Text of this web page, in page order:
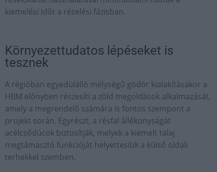
kiemelési időt a réselési fázisban.
Környezettudatos lépéseket is
tesznek
A régióban egyedülálló mélységű gödör kialakításakor a
HBM előnyben részesíti a zöld megoldások alkalmazását,
amely a megrendelő számára is fontos szempont a
projekt során. Egyrészt, a résfal állékonyságát
acélcsődúcok biztosítják, melyek a kiemelt talaj
megtámasztó funkcióját helyettesítik a külső oldali
terhekkel szemben.